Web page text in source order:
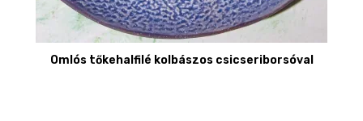
Omlós tőkehalfilé kolbászos csicseriborsóval